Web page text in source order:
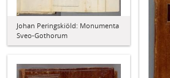
Johan Peringskiöld: Monumenta
Sveo-Gothorum